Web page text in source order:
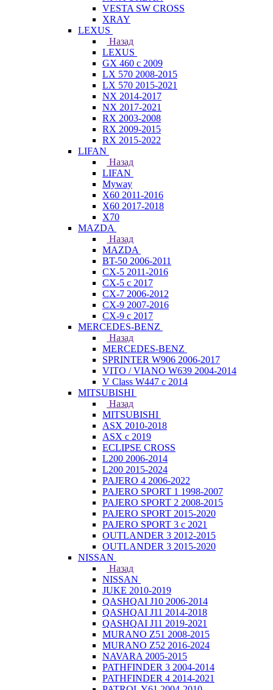
VESTA SW CROSS
XRAY
LEXUS
Назад
LEXUS
GX 460 с 2009
LX 570 2008-2015
LX 570 2015-2021
NX 2014-2017
NX 2017-2021
RX 2003-2008
RX 2009-2015
RX 2015-2022
LIFAN
Назад
LIFAN
Myway
X60 2011-2016
X60 2017-2018
X70
MAZDA
Назад
MAZDA
BT-50 2006-2011
CX-5 2011-2016
CX-5 с 2017
CX-7 2006-2012
CX-9 2007-2016
CX-9 с 2017
MERCEDES-BENZ
Назад
MERCEDES-BENZ
SPRINTER W906 2006-2017
VITO / VIANO W639 2004-2014
V Class W447 с 2014
MITSUBISHI
Назад
MITSUBISHI
ASX 2010-2018
ASX с 2019
ECLIPSE CROSS
L200 2006-2014
L200 2015-2024
PAJERO 4 2006-2022
PAJERO SPORT 1 1998-2007
PAJERO SPORT 2 2008-2015
PAJERO SPORT 2015-2020
PAJERO SPORT 3 с 2021
OUTLANDER 3 2012-2015
OUTLANDER 3 2015-2020
NISSAN
Назад
NISSAN
JUKE 2010-2019
QASHQAI J10 2006-2014
QASHQAI J11 2014-2018
QASHQAI J11 2019-2021
MURANO Z51 2008-2015
MURANO Z52 2016-2024
NAVARA 2005-2015
PATHFINDER 3 2004-2014
PATHFINDER 4 2014-2021